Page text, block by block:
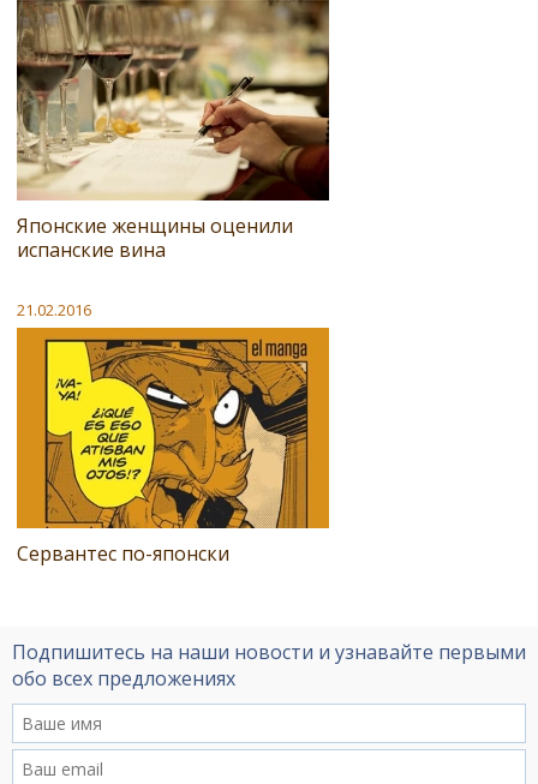
Японские женщины оценили
испанские вина
21.02.2016
Сервантес по-японски
Подпишитесь на наши новости и узнавайте первыми
обо всех предложениях